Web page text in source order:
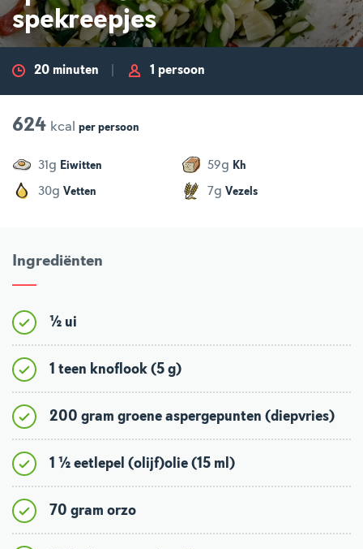
spekreepjes
20 minuten 1 persoon
624 kcal per persoon
31g Eiwitten 59g Kh
30g Vetten 7g Vezels
Ingrediënten
½ ui
1 teen knoflook (5 g)
200 gram groene aspergepunten (diepvries)
1 ½ eetlepel (olijf)olie (15 ml)
70 gram orzo